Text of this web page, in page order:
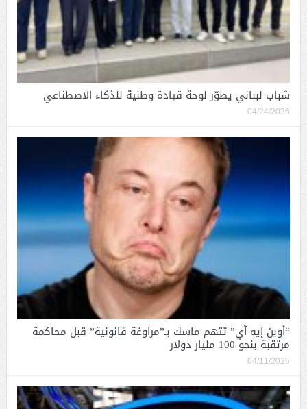
شباب لبناني يطوّر لوحة قيادة وطنية للذكاء الاصطناعي
04/24/2026
“أوبن إيه آي” تتهم ماسك بـ”مراوغة قانونية” قبل محاكمة
مرتقبة بنحو 100 مليار دولار
04/11/2026